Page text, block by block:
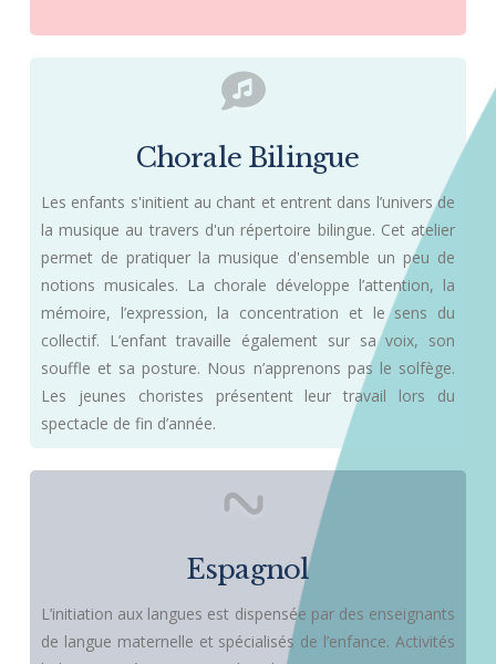
Chorale Bilingue
Les enfants s'initient au chant et entrent dans l’univers de
la musique au travers d'un répertoire bilingue. Cet atelier
permet de pratiquer la musique d'ensemble un peu de
notions musicales. La chorale développe l’attention, la
mémoire, l’expression, la concentration et le sens du
collectif. L’enfant travaille également sur sa voix, son
souffle et sa posture. Nous n’apprenons pas le solfège.
Les jeunes choristes présentent leur travail lors du
spectacle de fin d’année.
Espagnol
L’initiation aux langues est dispensée par des enseignants
de langue maternelle et spécialisés de l’enfance. Activités